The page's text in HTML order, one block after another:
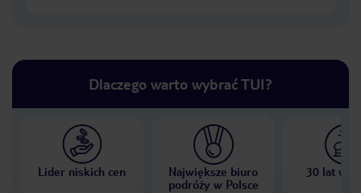
Dlaczego warto wybrać TUI?
Lider niskich cen
Największe biuro
podróży w Polsce
30 lat w